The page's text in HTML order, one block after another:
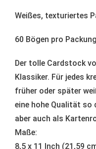
Weißes, texturiertes
60 Bögen pro Packung
Der tolle Cardstock
Klassiker. Für jedes
früher oder später
eine hohe Qualität so
aber auch als
Maße:
8,5 x 11 Inch (21,59